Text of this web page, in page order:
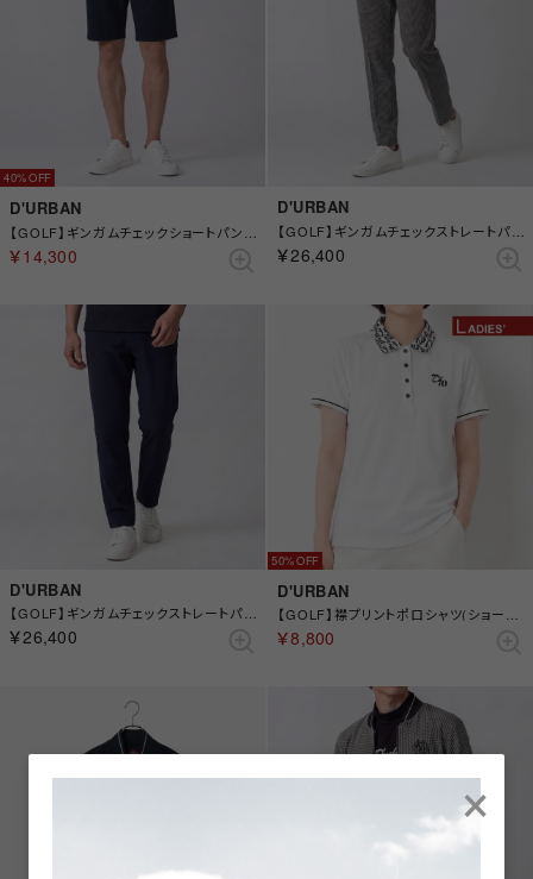
40%
D'URBAN
￥14,300
D'URBAN
￥26,400
D'URBAN
【GOLF】ギンガムチェックストレートパンツ （ブルー）
￥26,400
50%
D'URBAN
【GOLF】襟プリントポロシャツ(ショートスリーブ)(Ladies) （ホワイト）
￥8,800
×